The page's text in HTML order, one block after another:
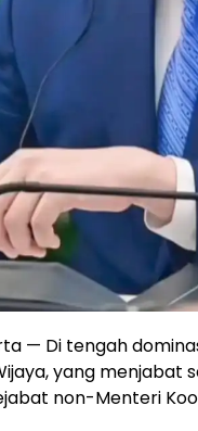
— Di tengah
yang menjabat
non-Menteri